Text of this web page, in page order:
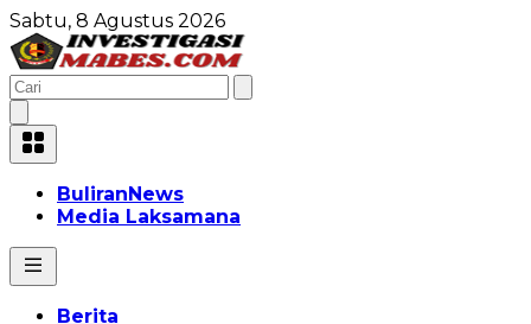
Sabtu, 8 Agustus 2026
BuliranNews
Media Laksamana
Berita